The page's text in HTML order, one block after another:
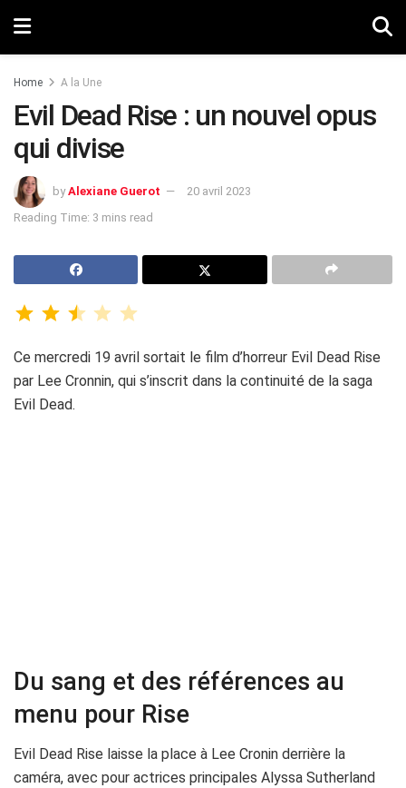
Home A la Une
Evil Dead Rise : un nouvel opus
qui divise
by Alexiane Guerot
20 avril 2023
Reading Time: 3 mins read
Ce mercredi 19 avril sortait le film d’horreur Evil Dead Rise
par Lee Cronnin, qui s’inscrit dans la continuité de la saga
Evil Dead.
Du sang et des références au
menu pour Rise
Evil Dead Rise laisse la place à Lee Cronin derrière la
caméra, avec pour actrices principales Alyssa Sutherland